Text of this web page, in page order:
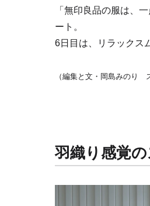
「無印良品の服は、
ート。
6日目は、リラックス
（編集と文・岡島みのり
羽織り感覚